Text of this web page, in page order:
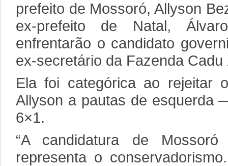
prefeito de Mossoró, Allyson
ex-prefeito de Natal,
enfrentarão o candidato
ex-secretário da Fazenda Cadu
Ela foi categórica ao rejeitar
Allyson a pautas de esquerda
6×1.
“A candidatura de
representa o